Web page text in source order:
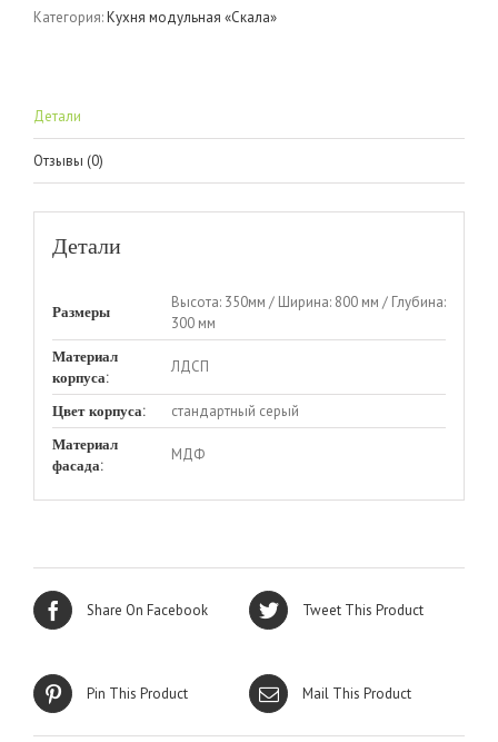
Категория:Кухня модульная «Скала»
Детали
Отзывы (0)
Детали
Размеры
Высота: 350мм / Ширина: 800 мм / Глубина:
300 мм
Материал
корпуса:
ЛДСП
Цвет корпуса: стандартный серый
Материал
фасада:
МДФ
Share On Facebook Tweet This Product
Pin This Product Mail This Product